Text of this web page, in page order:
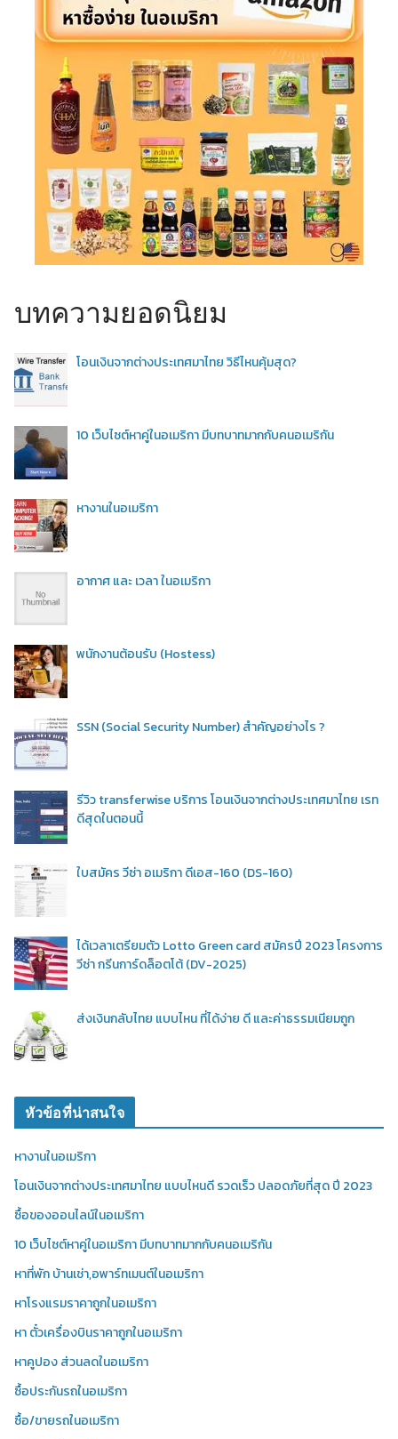
บทความยอดนิยม
โอนเงินจากต่างประเทศมาไทย วิธีไหนคุ้มสุด?
10 เว็บไซต์หาคู่ในอเมริกา มีบทบาทมากกับคนอเมริกัน
หางานในอเมริกา
อากาศ และ เวลา ในอเมริกา
พนักงานต้อนรับ (Hostess)
SSN (Social Security Number) สำคัญอย่างไร ?
รีวิว transferwise บริการ โอนเงินจากต่างประเทศมาไทย เรท
ดีสุดในตอนนี้
ใบสมัคร วีซ่า อเมริกา ดีเอส-160 (DS-160)
ได้เวลาเตรียมตัว Lotto Green card สมัครปี 2023 โครงการ
วีซ่า กรีนการ์ดล็อตโต้ (DV-2025)
ส่งเงินกลับไทย แบบไหน ที่ได้ง่าย ดี และค่าธรรมเนียมถูก
หัวข้อที่น่าสนใจ
หางานในอเมริกา
โอนเงินจากต่างประเทศมาไทย แบบไหนดี รวดเร็ว ปลอดภัยที่สุด ปี 2023
ซื้อของออนไลน์ในอเมริกา
10 เว็บไซต์หาคู่ในอเมริกา มีบทบาทมากกับคนอเมริกัน
หาที่พัก บ้านเช่า,อพาร์ทเมนต์ในอเมริกา
หาโรงแรมราคาถูกในอเมริกา
หา ตั๋วเครื่องบินราคาถูกในอเมริกา
หาคูปอง ส่วนลดในอเมริกา
ซื้อประกันรถในอเมริกา
ซื้อ/ขายรถในอเมริกา